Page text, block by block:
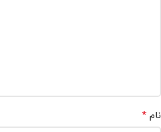
نام *